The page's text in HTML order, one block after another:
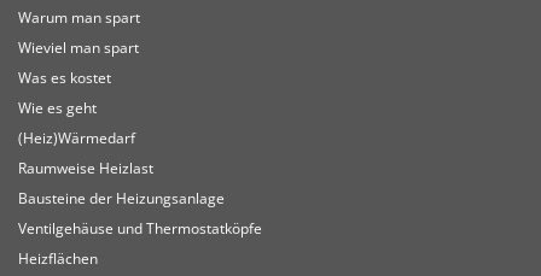
Warum man spart
Wieviel man spart
Was es kostet
Wie es geht
(Heiz)Wärmedarf
Raumweise Heizlast
Bausteine der Heizungsanlage
Ventilgehäuse und Thermostatköpfe
Heizflächen